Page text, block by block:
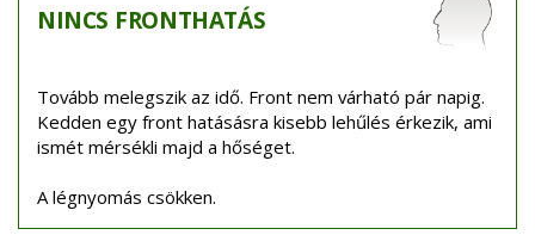
NINCS FRONTHATÁS
Tovább melegszik az idő. Front nem várható pár napig.
Kedden egy front hatásásra kisebb lehűlés érkezik, ami
ismét mérsékli majd a hőséget.
A légnyomás csökken.